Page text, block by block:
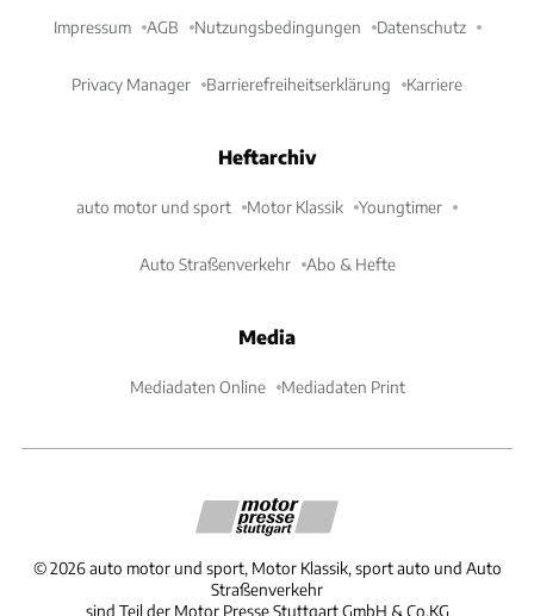
Impressum AGB Nutzungsbedingungen Datenschutz
Privacy Manager Barrierefreiheitserklärung Karriere
Heftarchiv
auto motor und sport Motor Klassik Youngtimer
Auto Straßenverkehr Abo & Hefte
Media
Mediadaten Online Mediadaten Print
©2026 auto motor und sport, Motor Klassik, sport auto und Auto
Straßenverkehr
sind Teil der Motor Presse Stuttgart GmbH & Co.KG